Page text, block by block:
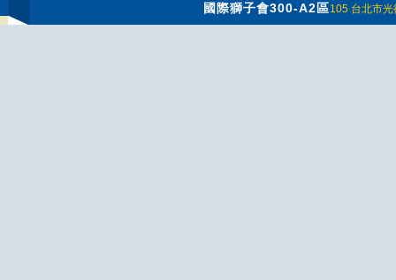
國際獅子會300-A2區105 台北市